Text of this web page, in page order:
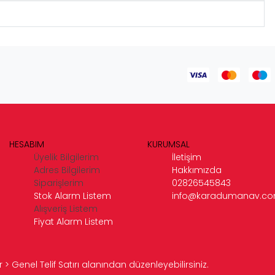
HESABIM
Üyelik Bilgilerim
Adres Bilgilerim
Siparişlerim
Stok Alarm Listem
Alışveriş Listem
Fiyat Alarm Listem
KURUMSAL
İletişim
Hakkımızda
02826545843
Genel Telif Satırı alanından düzenleyebilirsiniz.